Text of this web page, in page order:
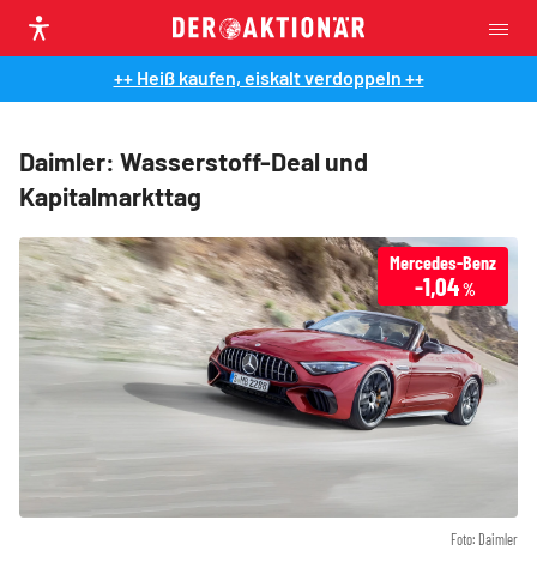
++ Heiß kaufen, eiskalt verdoppeln ++
Daimler: Wasserstoff-Deal und
Kapitalmarkttag
Foto: Daimler
Mercedes-Benz
-1,04%